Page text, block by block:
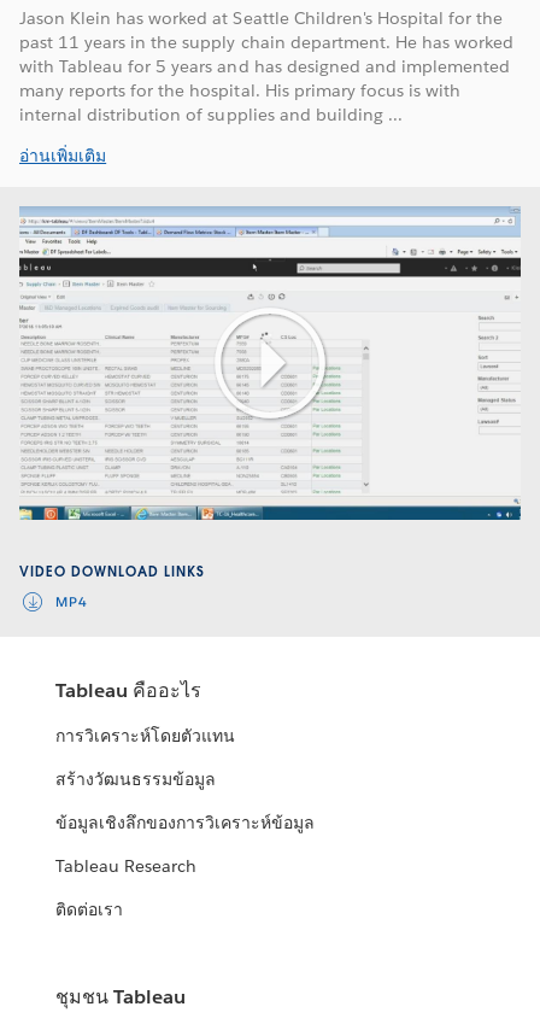
Jason Klein has worked at Seattle Children's Hospital for the
past 11 years in the supply chain department. He has worked
with Tableau for 5 years and has designed and implemented
many reports for the hospital. His primary focus is with
internal distribution of supplies and building ...
อ่านเพิ่มเติม
Play
Video
VIDEO DOWNLOAD LINKS
MP4
Tableau คืออะไร
การวิเคราะห์โดยตัวแทน
สร้างวัฒนธรรมข้อมูล
ข้อมูลเชิงลึกของการวิเคราะห์ข้อมูล
Tableau Research
ติดต่อเรา
ชุมชน Tableau